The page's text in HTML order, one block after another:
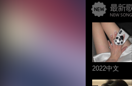
2022中文
ProgHouse歌